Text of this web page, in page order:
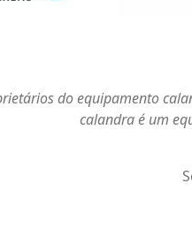
A
A Skymsen
Schnelldorfer,
qualidade e
pós